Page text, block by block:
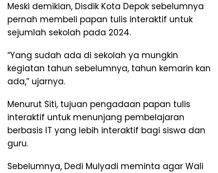
Meski demikian, Disdik Kota Depok sebelumnya
pernah membeli papan tulis interaktif untuk
sejumlah sekolah pada 2024.
“Yang sudah ada di sekolah ya mungkin
kegiatan tahun sebelumnya, tahun kemarin kan
ada,” ujarnya.
Menurut Siti, tujuan pengadaan papan tulis
interaktif untuk menunjang pembelajaran
berbasis IT yang lebih interaktif bagi siswa dan
guru.
Sebelumnya, Dedi Mulyadi meminta agar Wali